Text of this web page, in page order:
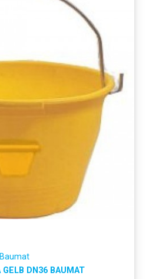
Baumat
DN36 BAUMAT